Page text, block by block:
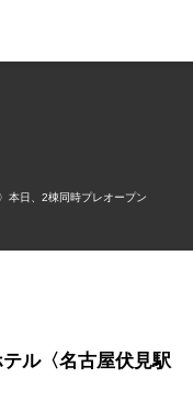
本日、2棟同時プレオープン
ル〈名古屋伏見駅